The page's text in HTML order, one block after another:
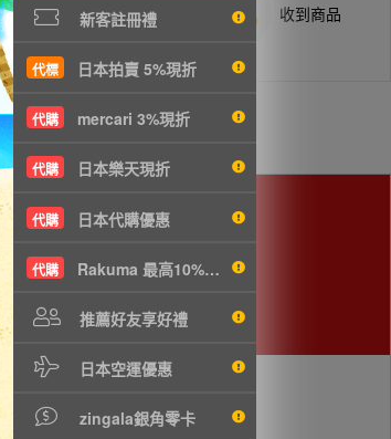
新客註冊禮
代標 日本拍賣 5%現折
代購 mercari 3%現折
代購 日本樂天現折
代購 日本代購優惠
代購 Rakuma 最高10%現折
推薦好友享好禮
日本空運優惠
zingala銀角零卡
商品抵台通知出貨 收到商品